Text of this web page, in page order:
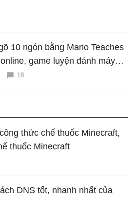
10 ngón bằng Mario Teaches
game luyện đánh máy
dẫn18
thức chế thuốc Minecraft,
thuốc Minecraft
DNS tốt, nhanh nhất của